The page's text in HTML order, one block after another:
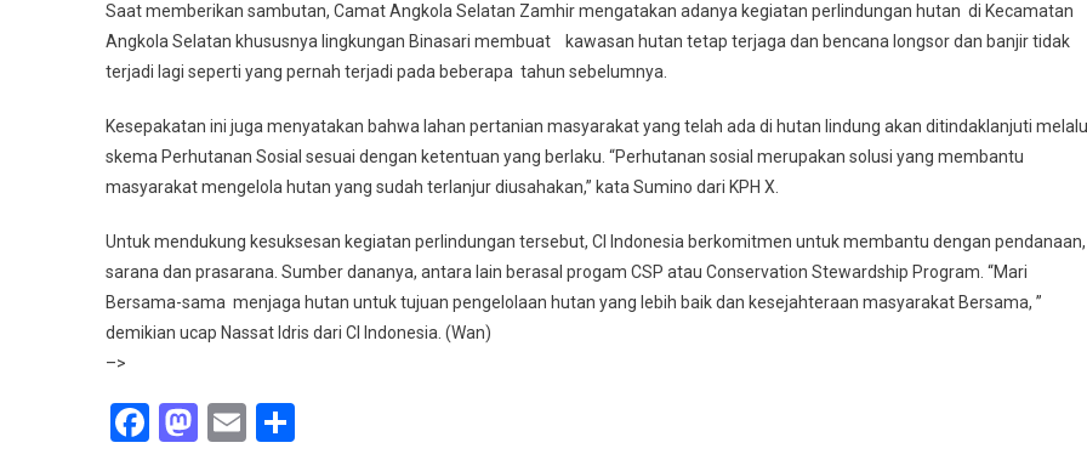
Saat memberikan sambutan, Camat Angkola Selatan Zamhir mengatakan adanya kegiatan perlindungan hutan di Kecamatan
Angkola Selatan khususnya lingkungan Binasari membuat kawasan hutan tetap terjaga dan bencana longsor dan banjir tidak
terjadi lagi seperti yang pernah terjadi pada beberapa tahun sebelumnya.
Kesepakatan ini juga menyatakan bahwa lahan pertanian masyarakat yang telah ada di hutan lindung akan ditindaklanjuti
skema Perhutanan Sosial sesuai dengan ketentuan yang berlaku. “Perhutanan sosial merupakan solusi yang membantu
masyarakat mengelola hutan yang sudah terlanjur diusahakan,” kata Sumino dari KPH X.
Untuk mendukung kesuksesan kegiatan perlindungan tersebut, CI Indonesia berkomitmen untuk membantu dengan pendanaan,
sarana dan prasarana. Sumber dananya, antara lain berasal progam CSP atau Conservation Stewardship Program. “Mari
Bersama-sama menjaga hutan untuk tujuan pengelolaan hutan yang lebih baik dan kesejahteraan masyarakat Bersama, ”
demikian ucap Nassat Idris dari CI Indonesia. (Wan)
–>
Facebook
Mastodon
Email